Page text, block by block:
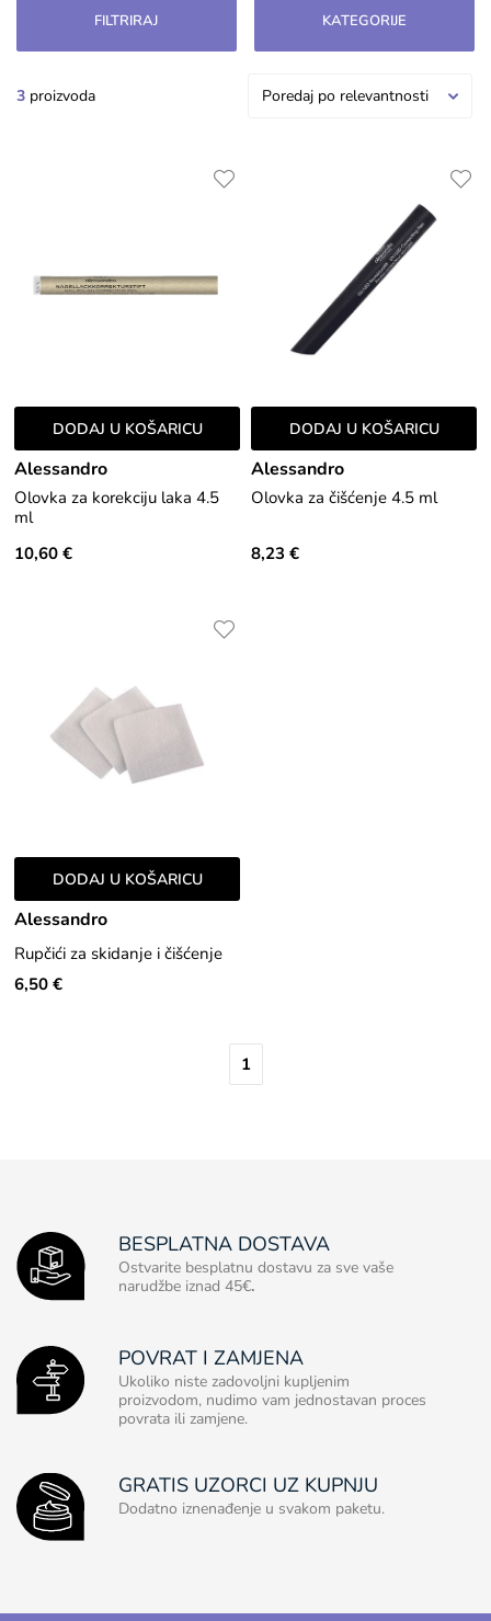
uklanjanje ostataka proizvoda. Također uključuje
zdravih i njegovanih noktiju.
FILTRIRAJ KATEGORIJE
3 proizvoda Poredaj po relevantnosti
DODAJ U KOŠARICU
Alessandro
Olovka za korekciju laka 4.5
ml
10,60 €
DODAJ U KOŠARICU
Alessandro
Olovka za čišćenje 4.5 ml
8,23 €
DODAJ U KOŠARICU
Alessandro
Rupčići za skidanje i čišćenje
6,50 €
1
BESPLATNA DOSTAVA
Ostvarite besplatnu dostavu za sve vaše
narudžbe iznad 45€.
POVRAT I ZAMJENA
Ukoliko niste zadovoljni kupljenim
proizvodom, nudimo vam jednostavan proces
povrata ili zamjene.
GRATIS UZORCI UZ KUPNJU
Dodatno iznenađenje u svakom paketu.